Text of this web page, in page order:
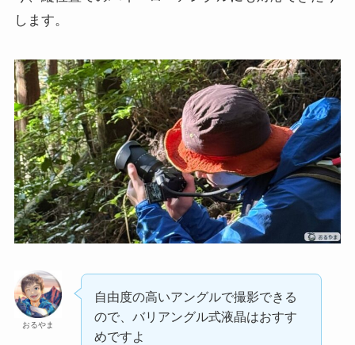
します。
おるやま
自由度の高いアングルで撮影できる
ので、バリアングル式液晶はおすす
めですよ